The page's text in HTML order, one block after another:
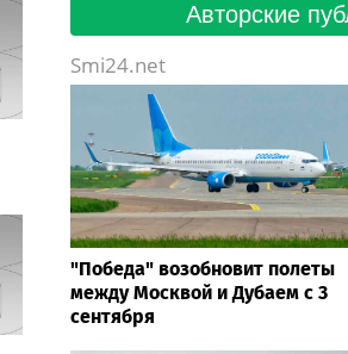
Авторские
Smi24.net
"Победа" возобновит полеты
между Москвой и Дубаем с 3
сентября